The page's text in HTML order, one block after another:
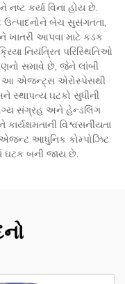
કર્યા વિના હોય છે.
બેચ સુસંગતતા,
ખાતરી આપવા માટે કડક
નિયંત્રિત પરિસ્થિતિઓ
સમાવે છે, જેને લાંબી
આ એજન્ટ્સ એરોસ્પેસથી
સ્થાપત્ય ઘટકો સુધીની
સંગ્રહ અને હેન્ડલિંગ
વિશ્વસનીયતા
એજન્ટ આધુનિક કોમ્પોઝિટ
ઘટક બની જાય છે.